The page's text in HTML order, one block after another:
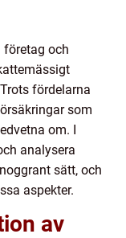
och
fördelarna
som
om. I
analysera
sätt, och
aspekter.
av